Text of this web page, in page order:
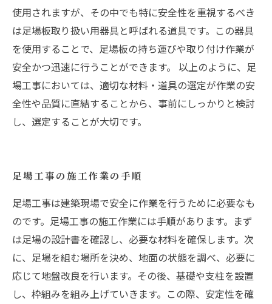
使用されますが、その中でも特に安全性を重視するべき
は足場板取り扱い用器具と呼ばれる道具です。この器具
を使用することで、足場板の持ち運びや取り付け作業が
安全かつ迅速に行うことができます。 以上のように、足
場工事においては、適切な材料・道具の選定が作業の安
全性や品質に直結することから、事前にしっかりと検討
し、選定することが大切です。
足場工事の施工作業の手順
足場工事は建築現場で安全に作業を行うために必要なも
のです。足場工事の施工作業には手順があります。まず
は足場の設計書を確認し、必要な材料を確保します。次
に、足場を組む場所を決め、地面の状態を調べ、必要に
応じて地盤改良を行います。その後、基礎や支柱を設置
し、枠組みを組み上げていきます。この際、安定性を確